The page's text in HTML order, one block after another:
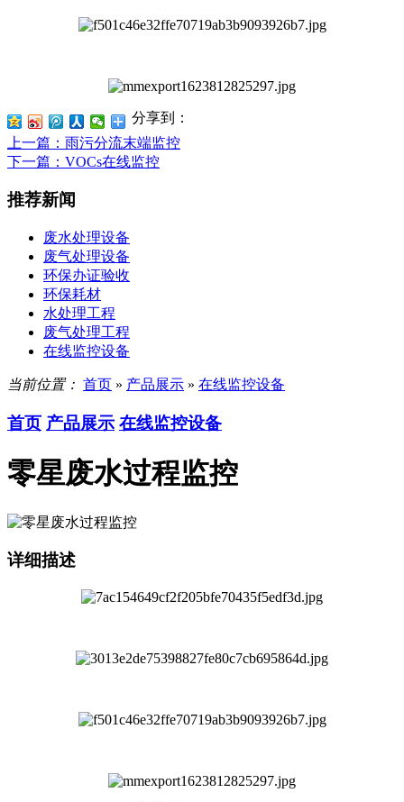
分享到：
上一篇 ：雨污分流末端监控
下一篇 ：VOCs在线监控
推荐新闻
废水处理设备
废气处理设备
环保办证验收
环保耗材
水处理工程
废气处理工程
在线监控设备
当前位置： 首页 » 产品展示 » 在线监控设备
首页 产品展示 在线监控设备
零星废水过程监控
详细描述